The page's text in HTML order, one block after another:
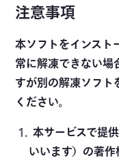
注意事項
本ソフトをインスト
常に解凍できない場
すが別の解凍ソフト
ください。
本サービスで提
いいます）の著